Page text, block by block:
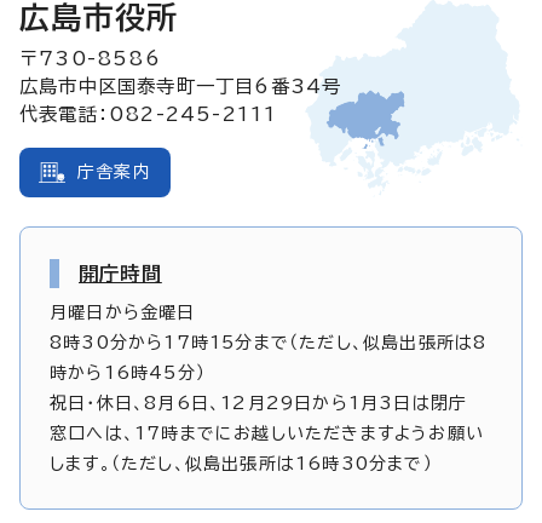
広島市役所
〒730-8586
広島市中区国泰寺町一丁目6番34号
代表電話：082-245-2111
庁舎案内
開庁時間
月曜日から金曜日
8時30分から17時15分まで（ただし、似島出張所は8
時から16時45分）
祝日・休日、8月6日、12月29日から1月3日は閉庁
窓口へは、17時までにお越しいただきますようお願い
します。（ただし、似島出張所は16時30分まで）